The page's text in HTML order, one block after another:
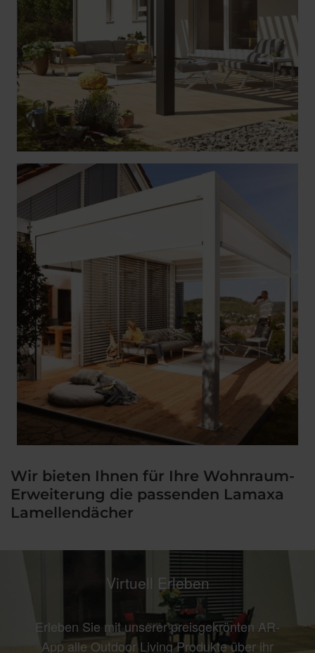
Wir bieten Ihnen für Ihre Wohnraum-
Erweiterung die passenden Lamaxa
Lamellendächer
Virtuell Erleben
Erleben Sie mit unserer preisgekrönten AR-
App alle Outdoor Living Produkte über ihr